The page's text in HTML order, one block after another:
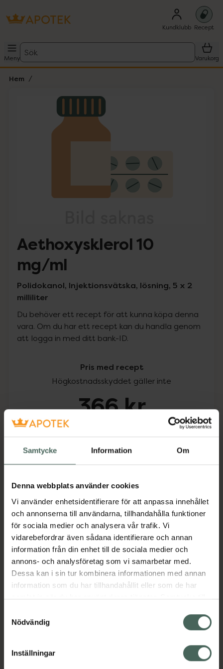
Samtycke Information Om
Denna webbplats använder cookies
Vi använder enhetsidentifierare för att anpassa innehållet
och annonserna till användarna, tillhandahålla funktioner
för sociala medier och analysera vår trafik. Vi
vidarebefordrar även sådana identifierare och annan
information från din enhet till de sociala medier och
annons- och analysföretag som vi samarbetar med.
Dessa kan i sin tur kombinera informationen med annan
information som du har tillhandahållit eller som de har
samlat in när du har använt deras tjänster. Samtycke till
återkalla ditt samtycke via webbplatsens
cookieinställningar. Ett återkallat samtycke påverkar inte
lagligheten av behandling som skett innan återkallelsen.
Nödvändig
Inställningar
Kundklubb Recept
Meny
Sök
Varukorg
Hem
Lista: . Innehåller 1 objekt.
Aethoxysklerol 10
mg/ml
Polidokanol, Injektionsvätska, lösning, 5 x 2
milliliter
Du behöver ett recept för att kunna köpa denna
vara. Om du har ett recept kan du handla genom
att logga in med ditt bank-ID.
Pris med recept
Högkostnadsskyddet gäller inte
366 kr
Köp via ditt recept
Aktuella erbjudanden
Beskrivning Dölj
Läs alltid bipacksedeln innan
användning.
EAN:04037369202192
Bipacksedel från FASS Visa